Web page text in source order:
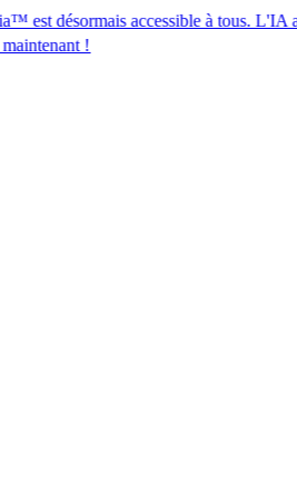
accessible à tous. L'IA agentique
!​​